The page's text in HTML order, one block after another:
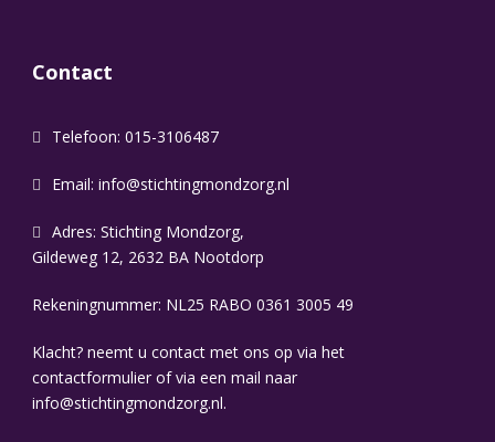
Contact
Telefoon: 015-3106487
Email: info@stichtingmondzorg.nl
Adres: Stichting Mondzorg,
Gildeweg 12, 2632 BA Nootdorp
Rekeningnummer: NL25 RABO 0361 3005 49
Klacht? neemt u contact met ons op via het
contactformulier of via een mail naar
info@stichtingmondzorg.nl.